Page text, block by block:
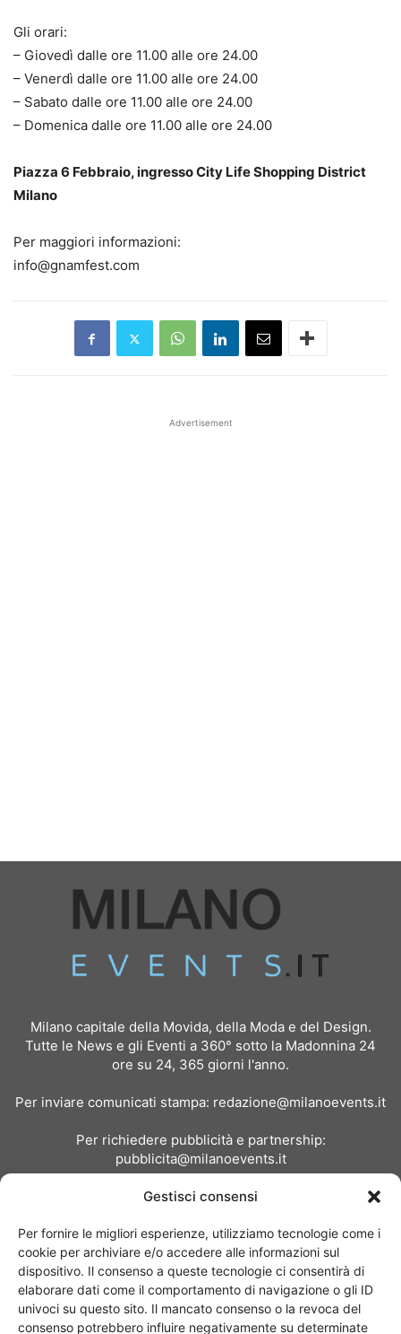
Gestisci consensi
Per fornire le migliori esperienze, utilizziamo tecnologie come i
cookie per archiviare e/o accedere alle informazioni sul
dispositivo. Il consenso a queste tecnologie ci consentirà di
elaborare dati come il comportamento di navigazione o gli ID
univoci su questo sito. Il mancato consenso o la revoca del
consenso potrebbero influire negativamente su determinate
Gli orari:
– Giovedì dalle ore 11.00 alle ore 24.00
– Venerdì dalle ore 11.00 alle ore 24.00
– Sabato dalle ore 11.00 alle ore 24.00
– Domenica dalle ore 11.00 alle ore 24.00
Piazza 6 Febbraio, ingresso City Life Shopping District
Milano
Per maggiori informazioni:
info@gnamfest.com
Advertisement
Milano capitale della Movida, della Moda e del Design.
Tutte le News e gli Eventi a 360° sotto la Madonnina 24
ore su 24, 365 giorni l'anno.
Per inviare comunicati stampa: redazione@milanoevents.it
Per richiedere pubblicità e partnership:
pubblicita@milanoevents.it